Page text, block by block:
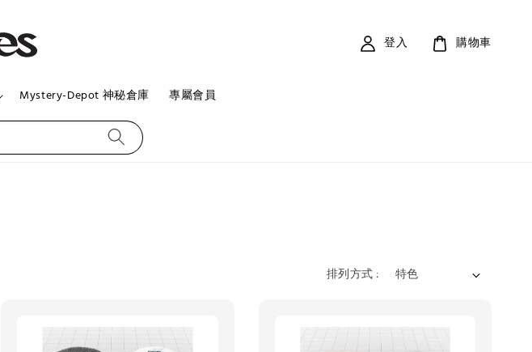
Mystery-Depot 神秘倉庫 專屬會員
登入 購物車
排列方式 :